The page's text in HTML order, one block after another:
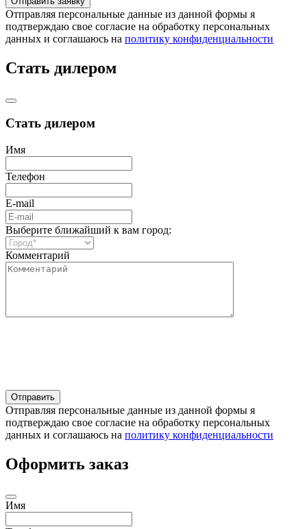
Отправляя персональные данные из данной формы я
подтверждаю свое согласие на обработку персональных
данных и соглашаюсь на политику конфиденциальности
Стать дилером
Стать дилером
Имя
Телефон
E-mail
Выберите ближайший к вам город:
Комментарий
Отправляя персональные данные из данной формы я
подтверждаю свое согласие на обработку персональных
данных и соглашаюсь на политику конфиденциальности
Оформить заказ
Имя